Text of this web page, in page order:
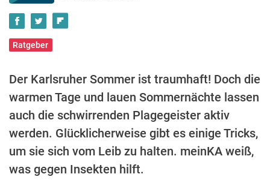
Ratgeber
Der Karlsruher Sommer ist traumhaft! Doch die
warmen Tage und lauen Sommernächte lassen
auch die schwirrenden Plagegeister aktiv
werden. Glücklicherweise gibt es einige Tricks,
um sie sich vom Leib zu halten. meinKA weiß,
was gegen Insekten hilft.